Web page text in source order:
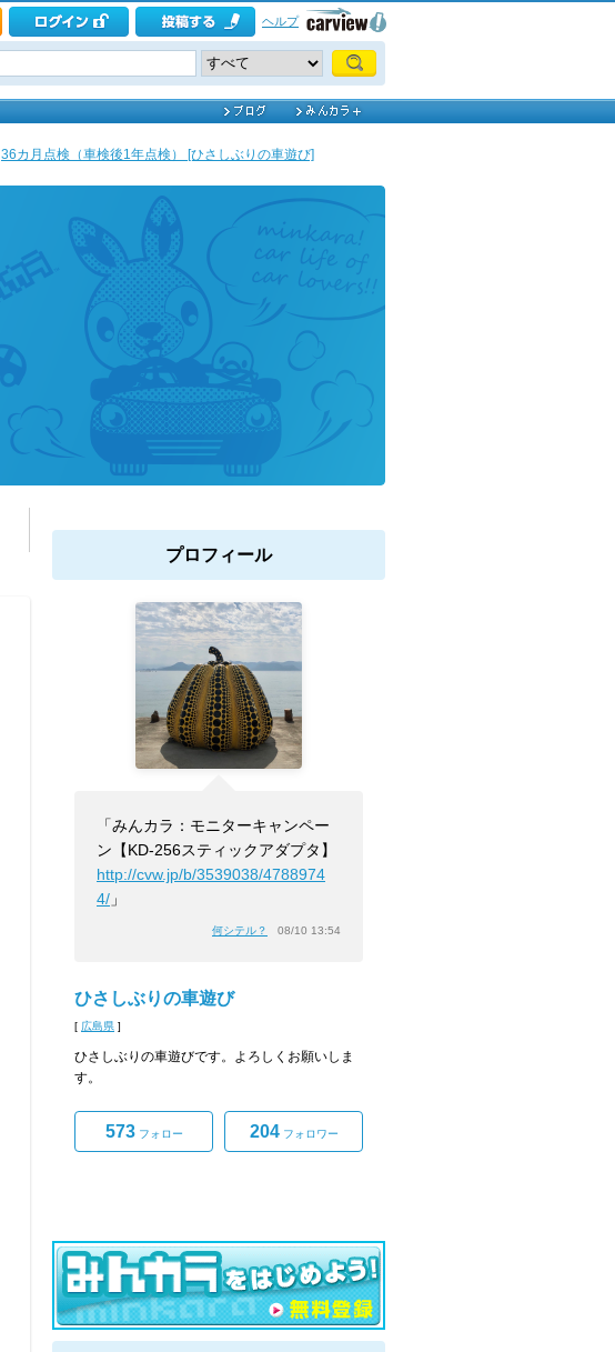
ヘルプ
36カ月点検（車検後1年点検） [ひさしぶりの車遊び]
プロフィール
「みんカラ：モニターキャンペー
ン【KD-256スティックアダプタ】
http://cvw.jp/b/3539038/4788974
4/ 」
何シテル？ 08/10 13:54
ひさしぶりの車遊び
[ 広島県 ]
ひさしぶりの車遊びです。よろしくお願いしま
す。
573フォロー 204フォロワー